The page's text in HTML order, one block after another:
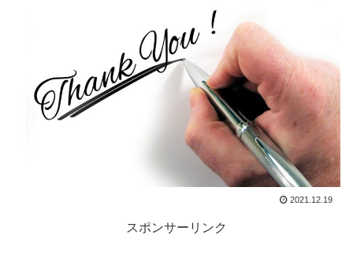
2021.12.19
スポンサーリンク